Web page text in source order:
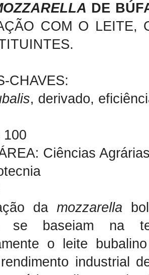
DE
COM O LEITE,
CHAVES:
, derivado,
100
Ciências
damozzarella
se baseiam na
o leite
industrial